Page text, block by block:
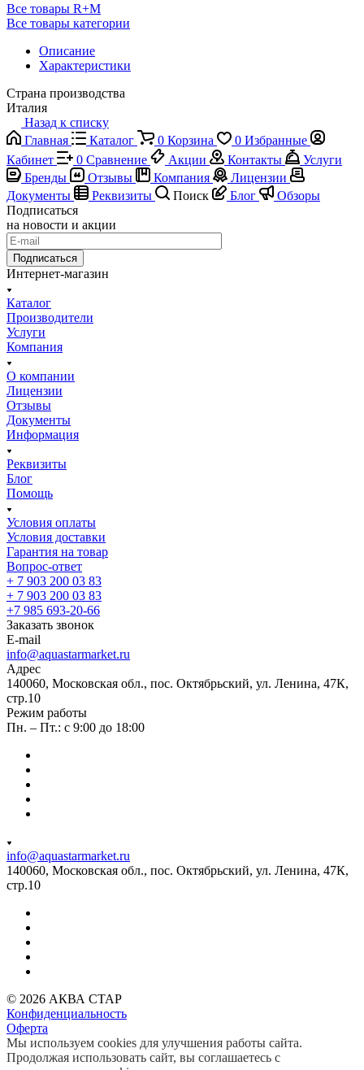
Все товары R+M
Все товары категории
Описание
Характеристики
Страна производства
Италия
Назад к списку
Главная
Каталог 0 Корзина 0 Избранные
Кабинет
0 Сравнение Акции Контакты
Услуги
Бренды
Отзывы Компания
Лицензии
Документы
Реквизиты Поиск Блог
Обзоры
Подписаться
на новости и акции
Подписаться
Интернет-магазин
Каталог
Производители
Услуги
Компания
О компании
Лицензии
Отзывы
Документы
Информация
Реквизиты
Блог
Помощь
Условия оплаты
Условия доставки
Гарантия на товар
Вопрос-ответ
+ 7 903 200 03 83
+ 7 903 200 03 83
+7 985 693-20-66
Заказать звонок
E-mail
info@aquastarmarket.ru
Адрес
140060, Московская обл., пос. Октябрьский, ул. Ленина, 47К,
стр.10
Режим работы
Пн. – Пт.: с 9:00 до 18:00
info@aquastarmarket.ru
140060, Московская обл., пос. Октябрьский, ул. Ленина, 47К,
стр.10
© 2026 АКВА СТАР
Конфиденциальность
Оферта
Мы используем cookies для улучшения работы сайта.
Продолжая использовать сайт, вы соглашаетесь с